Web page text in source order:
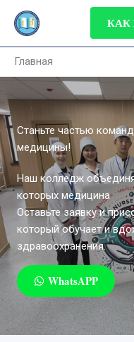
Перейти
КАК
Главная
Станьте частью
медицины!
Наш колледж
которых медицина
Оставьте заявку и
который обучает и
здравоохранения.
WhatsAPP